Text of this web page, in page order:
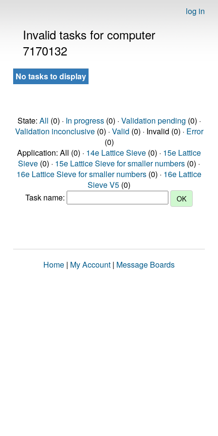
log in
Invalid tasks for computer
7170132
No tasks to display
State: All (0) · In progress(0) · Validation pending (0) ·
Validation inconclusive(0) · Valid (0) · Invalid (0) · Error
(0)
Application: All (0) · 14e Lattice Sieve (0) · 15e Lattice
Sieve (0) · 15e Lattice Sieve for smaller numbers (0) ·
16e Lattice Sieve for smaller numbers (0) · 16e Lattice
Sieve V5 (0)
Task name:
Home | My Account | Message Boards